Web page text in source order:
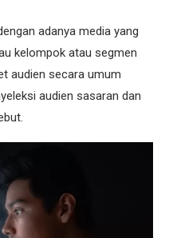
adanya media yang
kelompok atau segmen
audien secara umum
audien sasaran dan